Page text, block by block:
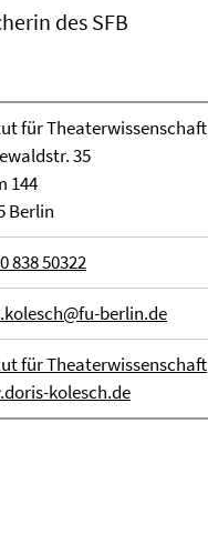
des SFB
für Theaterwissenschaft
35
144
Berlin
838 50322
berlin.de
für Theaterwissenschaft
kolesch.de